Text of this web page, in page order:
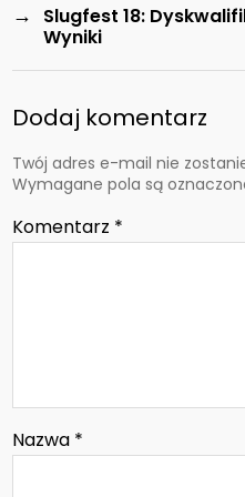
→
Slugfest 18:
Wyniki
Dodaj komentarz
Twój adres e-mail nie
Wymagane pola są
Komentarz *
Nazwa *